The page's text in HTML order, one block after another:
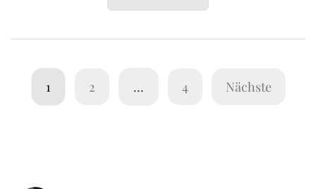
1 2 … 4 Nächste